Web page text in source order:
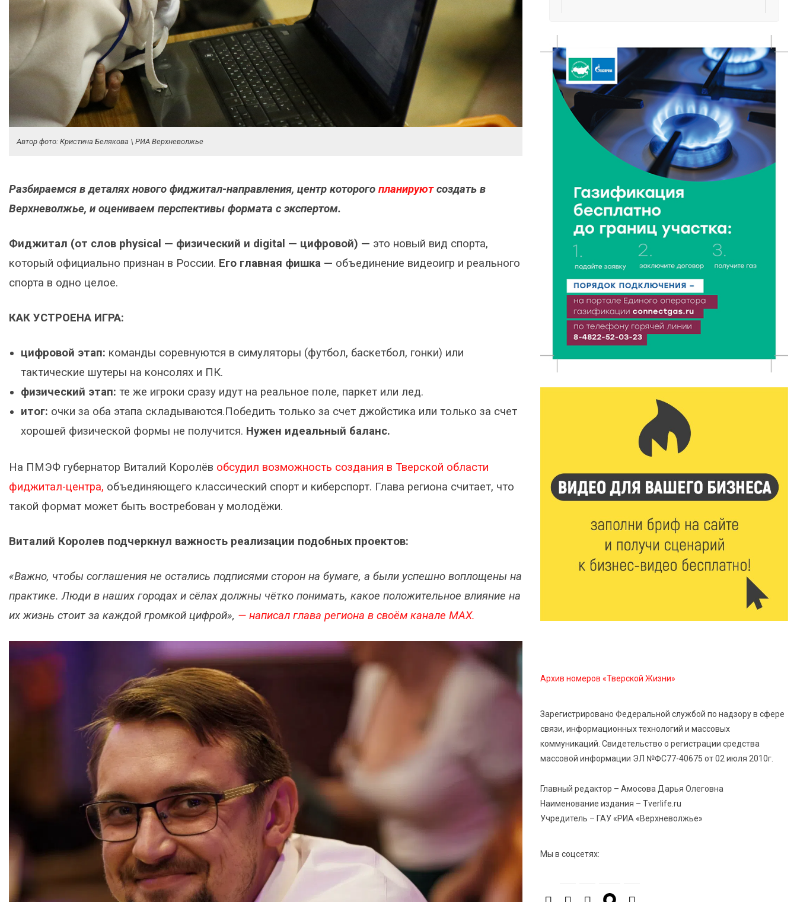
Автор фото: Кристина Белякова \ РИА Верхневолжье
Разбираемся в деталях нового фиджитал-направления, центр которого планируютсоздать в
Верхневолжье, и оцениваем перспективы формата с экспертом.
Фиджитал (от слов physical — физический и digital — цифровой) — это новый вид спорта,
который официально признан в России. Его главная фишка — объединение видеоигр и реального
спорта в одно целое.
КАК УСТРОЕНА ИГРА:
цифровой этап: команды соревнуются в симуляторы (футбол, баскетбол, гонки) или
тактические шутеры на консолях и ПК.
физический этап: те же игроки сразу идут на реальное поле, паркет или лед.
итог: очки за оба этапа складываются.Победить только за счет джойстика или только за счет
хорошей физической формы не получится. Нужен идеальный баланс.
На ПМЭФ губернатор Виталий Королёв обсудил возможность создания в Тверской области
фиджитал-центра, объединяющего классический спорт и киберспорт. Глава региона считает, что
такой формат может быть востребован у молодёжи.
Виталий Королев подчеркнул важность реализации подобных проектов:
«Важно, чтобы соглашения не остались подписями сторон на бумаге, а были успешно воплощены на
практике. Люди в наших городах и сёлах должны чётко понимать, какое положительное влияние на
их жизнь стоит за каждой громкой цифрой», — написал глава региона в своём канале MAX.
Ботанические лаборатории в школах: Тверская
область запускает масштабный экопроект
7 Авг 2026 18:52 340
В Ржеве чествовали работников строительной
отрасли
7 Авг 2026 18:10 87
Зарядка со стражем порядка объединила детей в
«Чайке»
В Нило-Столобенской пустыни началась
реставрация фасада исторической
Крестовоздвиженской церкви
7 Авг 2026 18:01 124
День арбуза отметили ребята в Андреапольском
Доме культуры
287
Без прав и лицензий: итоги проверки таксистов в
7 Авг 2026 16:02 277
рассказ о жизни пчёл
141
Открыт набор на программу амбассадоров для
7 Авг 2026 15:32 164
изменила библиотечную жизнь Верхневолжья
7 Авг 2026 15:30 137
«Россети Центр» отремонтировали почти 270
в Тверской области
7 Авг 2026 15:10 141
появится новая беговая трасса для
7 Авг 2026 15:02
Архив номеров «Тверской Жизни»
Зарегистрировано Федеральной службой по надзору в сфере
связи, информационных технологий и массовых
коммуникаций. Свидетельство о регистрации средства
массовой информации ЭЛ №ФС77-40675 от 02 июля 2010г.
Главный редактор – Амосова Дарья Олеговна
Наименование издания – Tverlife.ru
Учредитель – ГАУ «РИА «Верхневолжье»
Мы в соцсетях: